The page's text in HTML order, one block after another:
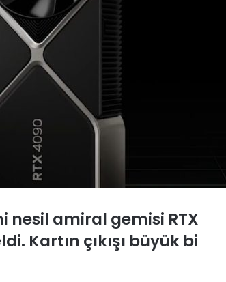
nesil amiral gemisi RTX
Kartın çıkışı büyük bi